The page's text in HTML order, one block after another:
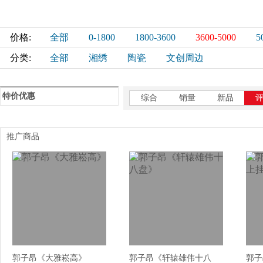
价格: 全部 0-1800 1800-3600 3600-5000
分类: 全部 湘绣 陶瓷 文创周边
特价优惠 综合 销量 新品
推广商品
郭子昂《大雅崧高》
郭子昂《轩辕雄伟十八
郭